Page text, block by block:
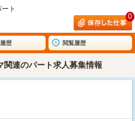
ト
0
歴 閲覧履歴
関連のパート求人募集情報